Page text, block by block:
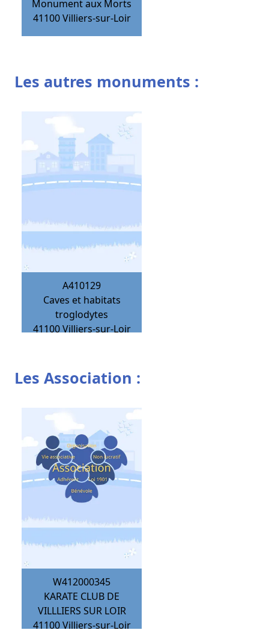
Monument aux Morts
41100 Villiers-sur-Loir
Les autres monuments :
A410129
Caves et habitats
troglodytes
41100 Villiers-sur-Loir
Les Association :
W412000345
KARATE CLUB DE
VILLLIERS SUR LOIR
41100 Villiers-sur-Loir